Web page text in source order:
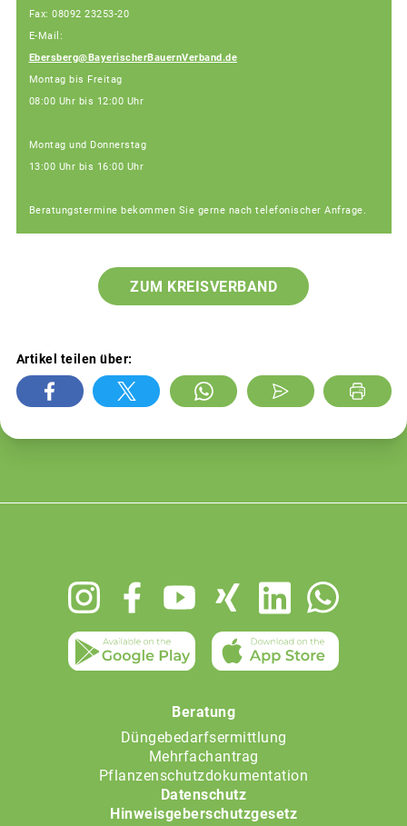
Fax: 08092 23253-20
E-Mail:
Ebersberg@BayerischerBauernVerband.de
Montag bis Freitag
08:00 Uhr bis 12:00 Uhr
Montag und Donnerstag
13:00 Uhr bis 16:00 Uhr
Beratungstermine bekommen Sie gerne nach telefonischer Anfrage.
ZUM KREISVERBAND
Artikel teilen über:
Beratung
Düngebedarfsermittlung
Mehrfachantrag
Pflanzenschutzdokumentation
Datenschutz
Hinweisgeberschutzgesetz